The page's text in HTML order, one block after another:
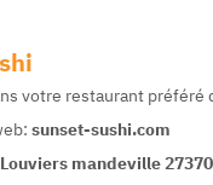
votre restaurant
sunset-sushi.com
Louviers mandeville 27370